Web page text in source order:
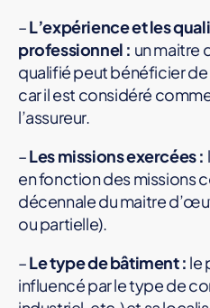
–L’expérience et les
professionnel : un maitre
qualifié peut bénéficier
car il est considéré
l’assureur.
–Les missions exercées :
en fonction des missions
décennale du maitre
ou partielle).
–Le type de bâtiment : le
influencé par le type de